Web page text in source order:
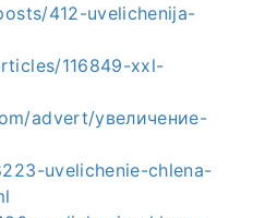
412-uvelichenija-
116849-xxl-
advert/увеличение-
uvelichenie-chlena-